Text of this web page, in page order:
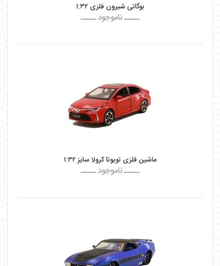
بوگاتی شیرون فلزی ۱:۳۲
ـــــ ناموجود ـــــ
ماشین فلزی تویوتا کرولا سایز ۱:۳۲
ـــــ ناموجود ـــــ